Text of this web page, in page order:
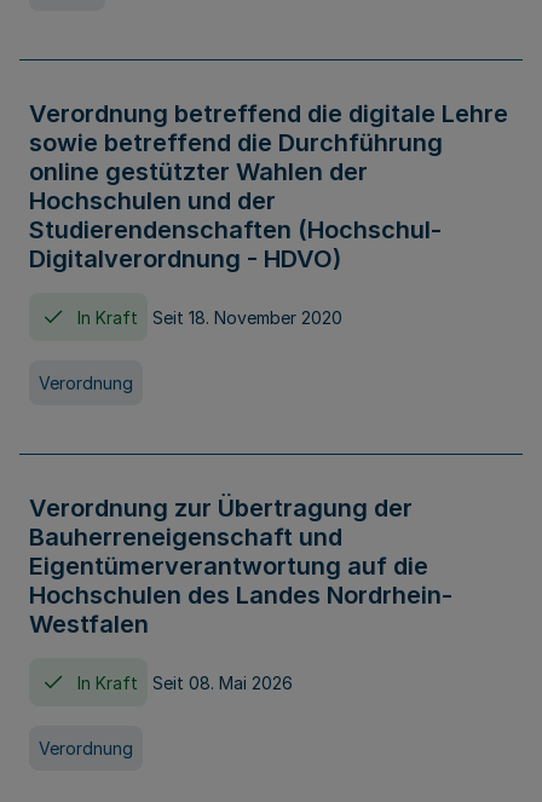
Verordnung betreffend die digitale Lehre
sowie betreffend die Durchführung
online gestützter Wahlen der
Hochschulen und der
Studierendenschaften (Hochschul-
Digitalverordnung - HDVO)
In Kraft Seit 18. November 2020
Verordnung
Verordnung zur Übertragung der
Bauherreneigenschaft und
Eigentümerverantwortung auf die
Hochschulen des Landes Nordrhein-
Westfalen
In Kraft Seit 08. Mai 2026
Verordnung